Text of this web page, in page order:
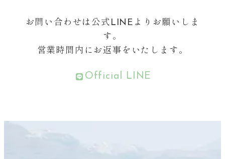
お問い合わせは公式LINEよりお願いしま
す。
営業時間内にお返事をいたします。
Official LINE